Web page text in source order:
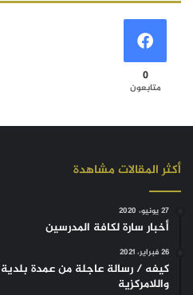
0
متابعون
أكثر المقالات مشاهدة
27 يونيو، 2020
أخبار سارة لكافة المدرسين
26 فبراير، 2021
كيفه / رسالة عاجلة من عمدة بلدية
واللامركزية